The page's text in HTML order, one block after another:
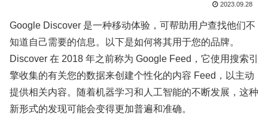
2023.09.28
Google Discover 是一种移动体验，可帮助用户查找他们不
知道自己需要的信息。以下是如何将其用于您的品牌。
Discover 在 2018 年之前称为 Google Feed，它使用搜索引
擎收集的有关您的数据来创建个性化的内容 Feed，以主动
提供相关内容。随着机器学习和人工智能的不断发展，这种
新形式的发现可能会变得更加普遍和准确。